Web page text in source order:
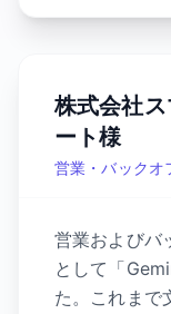
株式会社
ート様
営業・バックオ
営業およびバ
として「
た。これまで